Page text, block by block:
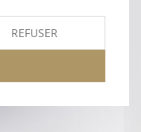
Plan du site
REFUSER